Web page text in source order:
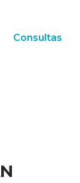
Consultas